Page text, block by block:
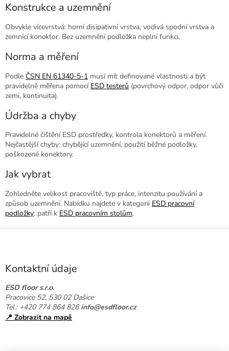
Konstrukce a uzemnění
Obvykle vícevrstvá: horní disipativní vrstva, vodivá spodní vrstva a
zemnící konektor. Bez uzemnění podložka neplní funkci.
Norma a měření
Podle ČSN EN 61340-5-1 musí mít definované vlastnosti a být
pravidelně měřena pomocí ESD testerů (povrchový odpor, odpor vůči
zemi, kontinuita).
Údržba a chyby
Pravidelné čištění ESD prostředky, kontrola konektorů a měření.
Nejčastější chyby: chybějící uzemnění, použití běžné podložky,
poškozené konektory.
Jak vybrat
Zohledněte velikost pracoviště, typ práce, intenzitu používání a
způsob uzemnění. Nabídku najdete v kategorii ESD pracovní
podložky; patří k ESD pracovním stolům.
Z
Kontaktní údaje
ESD floor s.r.o.
Pracovice 52, 530 02 Dašice
Tel.: +420 774 864 826info@esdfloor.cz
📍 Zobrazit na mapě